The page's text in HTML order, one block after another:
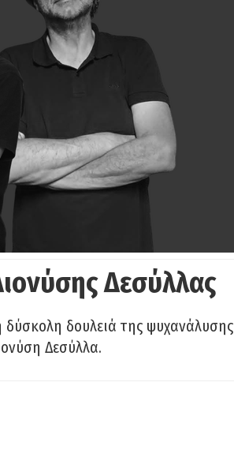
Δεσύλλας
δουλειά της ψυχανάλυσης
Δεσύλλα.